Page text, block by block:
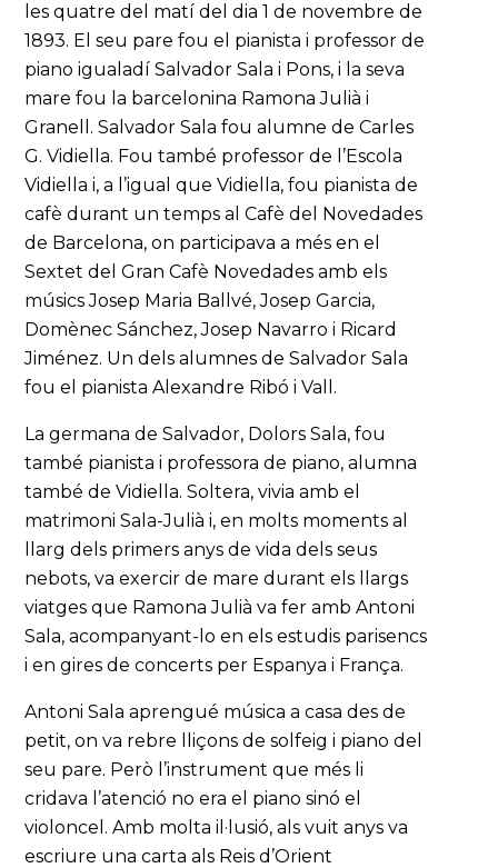
les quatre del matí del dia 1 de novembre de
1893. El seu pare fou el pianista i professor de
piano igualadí Salvador Sala i Pons, i la seva
mare fou la barcelonina Ramona Julià i
Granell. Salvador Sala fou alumne de Carles
G. Vidiella. Fou també professor de l’Escola
Vidiella i, a l’igual que Vidiella, fou pianista de
cafè durant un temps al Cafè del Novedades
de Barcelona, on participava a més en el
Sextet del Gran Cafè Novedades amb els
músics Josep Maria Ballvé, Josep Garcia,
Domènec Sánchez, Josep Navarro i Ricard
Jiménez. Un dels alumnes de Salvador Sala
fou el pianista Alexandre Ribó i Vall.
La germana de Salvador, Dolors Sala, fou
també pianista i professora de piano, alumna
també de Vidiella. Soltera, vivia amb el
matrimoni Sala-Julià i, en molts moments al
llarg dels primers anys de vida dels seus
nebots, va exercir de mare durant els llargs
viatges que Ramona Julià va fer amb Antoni
Sala, acompanyant-lo en els estudis parisencs
i en gires de concerts per Espanya i França.
Antoni Sala aprengué música a casa des de
petit, on va rebre lliçons de solfeig i piano del
seu pare. Però l’instrument que més li
cridava l’atenció no era el piano sinó el
violoncel. Amb molta il·lusió, als vuit anys va
escriure una carta als Reis d’Orient